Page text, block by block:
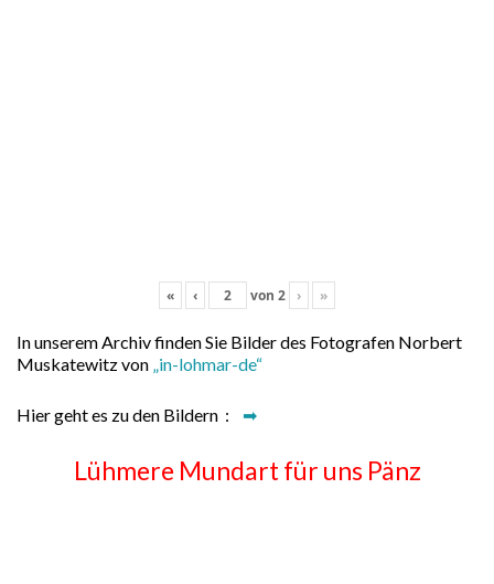
« ‹ von 2 › »
In unserem Archiv finden Sie Bilder des Fotografen Norbert
Muskatewitz von „in-lohmar-de“
Hier geht es zu den Bildern : ➡
Lühmere Mundart für uns Pänz